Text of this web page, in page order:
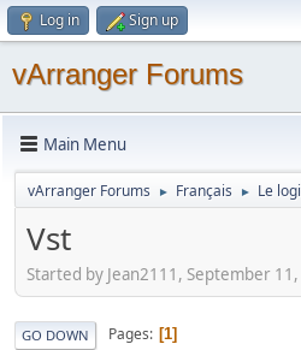
Log in Sign up
vArranger Forums
Main Menu
vArranger Forums ► Français ► Le
Vst
Started by Jean2111, September
GO DOWN Pages 1